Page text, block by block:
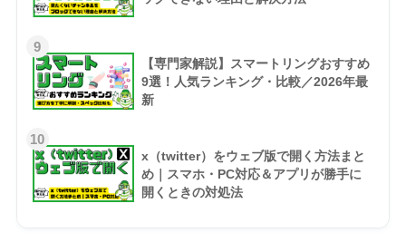
9
【専門家解説】スマートリングおすすめ
9選！人気ランキング・比較／2026年最
新
10
x（twitter）をウェブ版で開く方法まと
め｜スマホ・PC対応＆アプリが勝手に
開くときの対処法